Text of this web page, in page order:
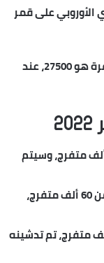
الأوروبي على قمر
تردد قناة idman الأذربيجانية المجانية المشفرة هو 27500، عند
لوسيل الذي يحتضن لأزيد من 87 ألف متفرج، وسيتم
وكذلك إستاد البيت الذي يحتضن لأزيد من 60 ألف متفرج،
الريان الذي يحتضن لأزيد من 45 ألف متفرج، تم تدشينه